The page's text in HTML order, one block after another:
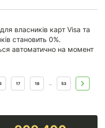
для власників карт Visa та
становить 0%.
автоматично на момент
17 18 ... 53